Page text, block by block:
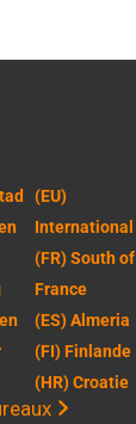
(EU)
International
(FR) South of
France
(ES) Almeria
(FI) Finlande
(HR) Croatie